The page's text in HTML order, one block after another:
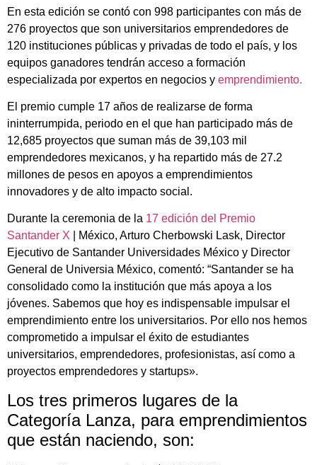
En esta edición se contó con 998 participantes con más de
276 proyectos que son universitarios emprendedores de
120 instituciones públicas y privadas de todo el país, y los
equipos ganadores tendrán acceso a formación
especializada por expertos en negocios y emprendimiento.
El premio cumple 17 años de realizarse de forma
ininterrumpida, periodo en el que han participado más de
12,685 proyectos que suman más de 39,103 mil
emprendedores mexicanos, y ha repartido más de 27.2
millones de pesos en apoyos a emprendimientos
innovadores y de alto impacto social.
Durante la ceremonia de la 17 edición del Premio
Santander X | México, Arturo Cherbowski Lask, Director
Ejecutivo de Santander Universidades México y Director
General de Universia México, comentó: “Santander se ha
consolidado como la institución que más apoya a los
jóvenes. Sabemos que hoy es indispensable impulsar el
emprendimiento entre los universitarios. Por ello nos hemos
comprometido a impulsar el éxito de estudiantes
universitarios, emprendedores, profesionistas, así como a
proyectos emprendedores y startups».
Los tres primeros lugares de la
Categoría Lanza, para emprendimientos
que están naciendo, son: